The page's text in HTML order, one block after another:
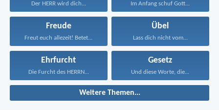
Der HERR wird dich... Im Anfang schuf Gott...
Freude
Freut euch allezeit! Betet...
Übel
Lass dich nicht vom...
Ehrfurcht
Die Furcht des HERRN...
Gesetz
Und diese Worte, die...
Weitere Themen...